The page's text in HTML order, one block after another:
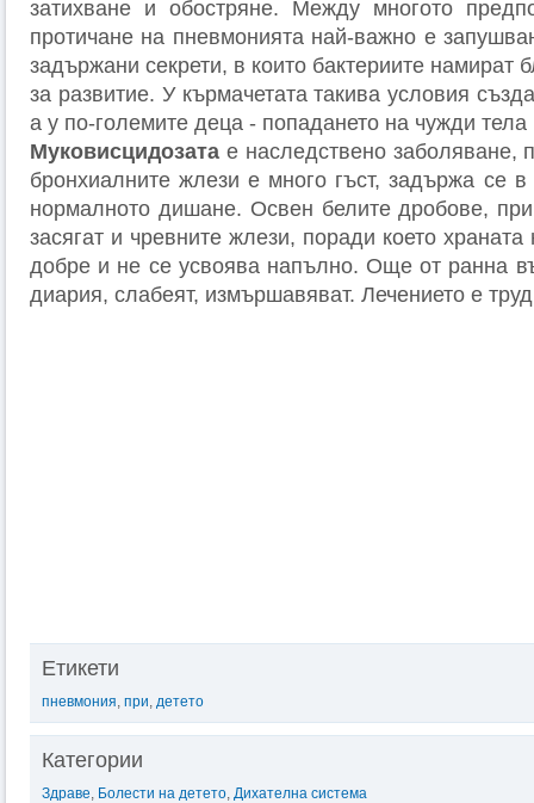
затихване и обостряне. Между многото
протичане на пневмонията най-важно е
задържани секрети, в които бактериите намират
за развитие. У кърмачетата такива условия
а у по-големите деца - попадането на чужди тела
Муковисцидозата е наследствено заболяване,
бронхиалните жлези е много гъст, задържа се
нормалното дишане. Освен белите дробове,
засягат и чревните жлези, поради което
добре и не се усвоява напълно. Още от ранна
диария, слабеят, измършавяват. Лечението е
Етикети
пневмония, при, детето
Категории
Здраве, Болести на детето, Дихателна система